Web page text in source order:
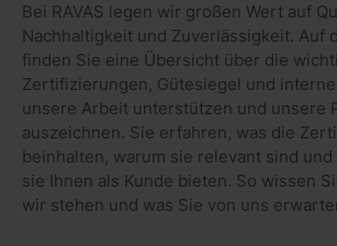
Bei RAVAS legen wir großen Wert auf
Nachhaltigkeit und Zuverlässigkeit. Auf
finden Sie eine Übersicht über die
Zertifizierungen, Gütesiegel und
unsere Arbeit unterstützen und unsere
auszeichnen. Sie erfahren, was die
beinhalten, warum sie relevant sind
sie Ihnen als Kunde bieten. So wissen
wir stehen und was Sie von uns